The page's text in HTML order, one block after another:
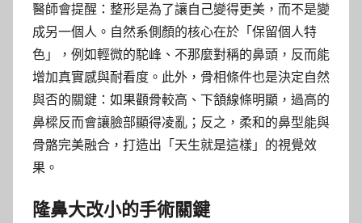
醫師會提醒：整形是為了讓自己變得更美，而不是變
成另一個人。自然系側顏的核心在於「保留個人特
色」，例如輕微的駝峰、不那麼對稱的鼻頭，反而能
增加真實感與耐看度。此外，骨相條件也是決定自然
與否的關鍵：如果顴骨較高、下頷線條明顯，過高的
鼻樑反而會讓臉部顯得凌亂；反之，柔和的鼻型能與
骨骼完美融合，打造出「天生就是這樣」的視覺效
果。
隆鼻大改小的手術關鍵